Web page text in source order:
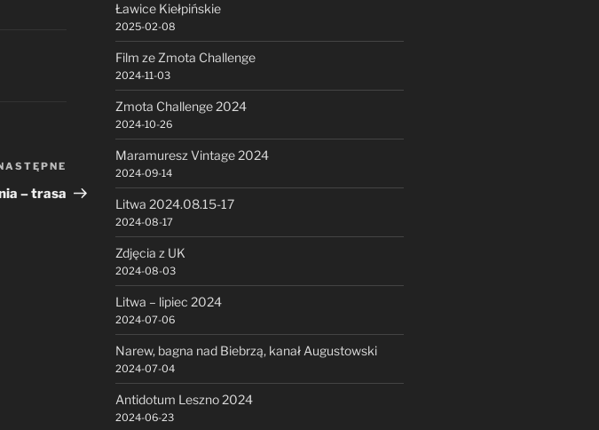
Następny
wpis
– trasa
Ławice Kiełpińskie
2025-02-08
Film ze Zmota Challenge
2024-11-03
Zmota Challenge 2024
2024-10-26
Maramuresz Vintage 2024
2024-09-14
Litwa 2024.08.15-17
2024-08-17
Zdjęcia z UK
2024-08-03
Litwa – lipiec 2024
2024-07-06
Narew, bagna nad Biebrzą, kanał Augustowski
2024-07-04
Antidotum Leszno 2024
2024-06-23